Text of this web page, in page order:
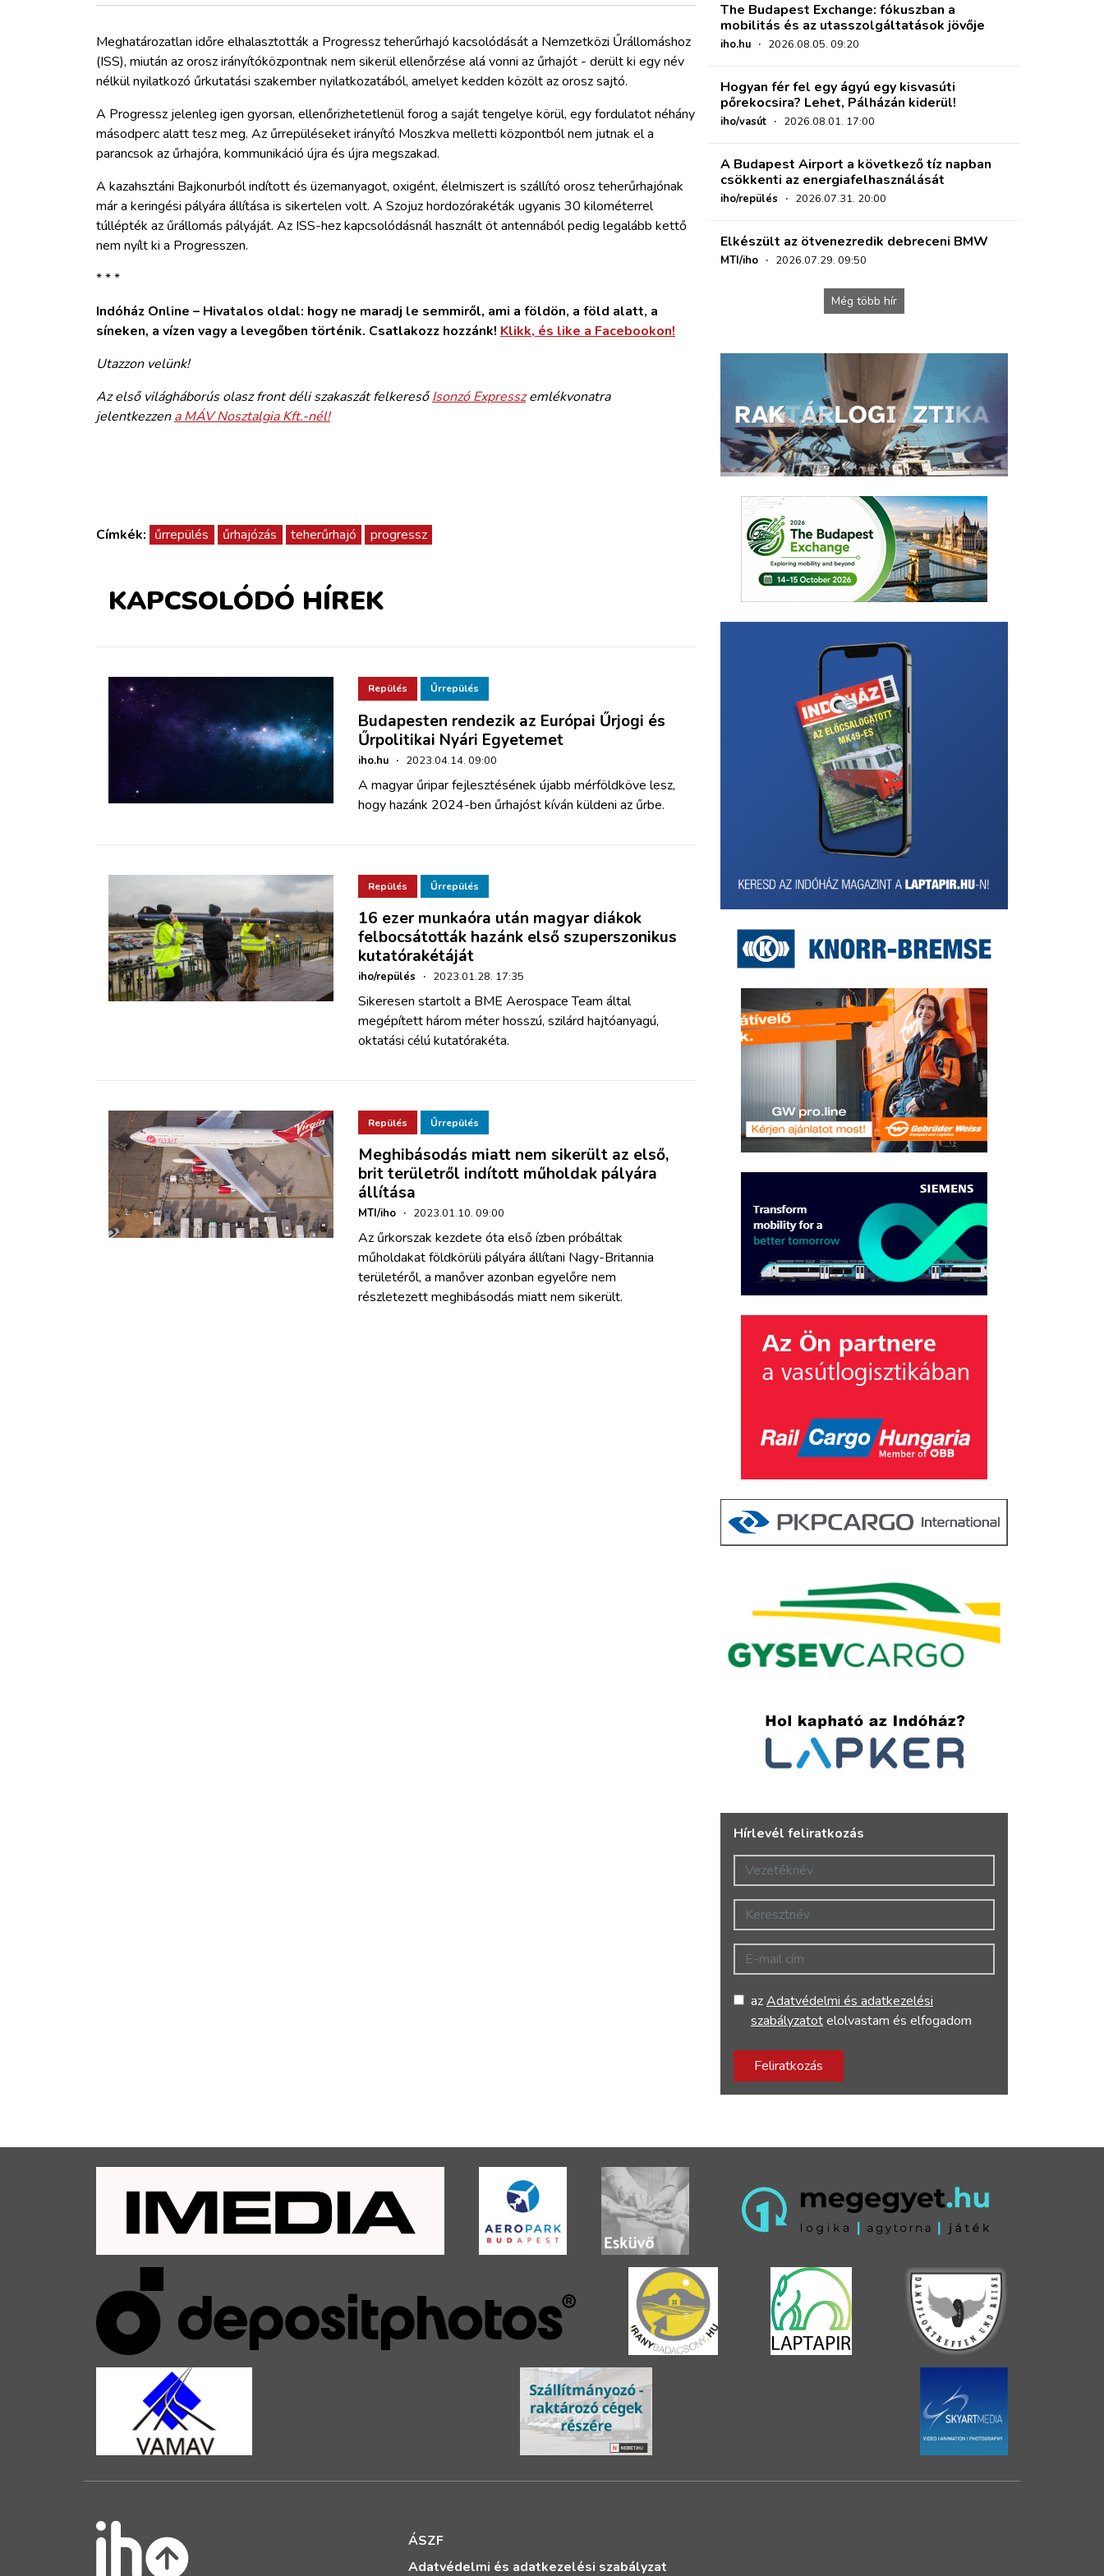
HAJÓZÁS
ARCHÍVUM
WEBSHOP
BELÉPÉS
Meghatározatlan időre elhalasztották a Progressz teherűrhajó kacsolódását a Nemzetközi Űrállomáshoz
(ISS), miután az orosz irányítóközpontnak nem sikerül ellenőrzése alá vonni az űrhajót - derült ki egy név
nélkül nyilatkozó űrkutatási szakember nyilatkozatából, amelyet kedden közölt az orosz sajtó.
A Progressz jelenleg igen gyorsan, ellenőrizhetetlenül forog a saját tengelye körül, egy fordulatot néhány
másodperc alatt tesz meg. Az űrrepüléseket irányító Moszkva melletti központból nem jutnak el a
parancsok az űrhajóra, kommunikáció újra és újra megszakad.
A kazahsztáni Bajkonurból indított és üzemanyagot, oxigént, élelmiszert is szállító orosz teherűrhajónak
már a keringési pályára állítása is sikertelen volt. A Szojuz hordozórakéták ugyanis 30 kilométerrel
túllépték az űrállomás pályáját. Az ISS-hez kapcsolódásnál használt öt antennából pedig legalább kettő
nem nyílt ki a Progresszen.
* * *
Indóház Online – Hivatalos oldal: hogy ne maradj le semmiről, ami a földön, a föld alatt, a
síneken, a vízen vagy a levegőben történik. Csatlakozz hozzánk! Klikk, és like a Facebookon!
Utazzon velünk!
Az első világháborús olasz front déli szakaszát felkeresőIsonzó Expresszemlékvonatra
jelentkezzena MÁV Nosztalgia Kft.-nél!
Címkék: űrrepülés űrhajózás teherűrhajó progressz
KAPCSOLÓDÓ HÍREK
Repülés Űrrepülés
Budapesten rendezik az Európai Űrjogi és
Űrpolitikai Nyári Egyetemet
iho.hu · 2023.04.14. 09:00
A magyar űripar fejlesztésének újabb mérföldköve lesz,
hogy hazánk 2024-ben űrhajóst kíván küldeni az űrbe.
Repülés Űrrepülés
16 ezer munkaóra után magyar diákok
felbocsátották hazánk első szuperszonikus
kutatórakétáját
iho/repülés · 2023.01.28. 17:35
Sikeresen startolt a BME Aerospace Team által
megépített három méter hosszú, szilárd hajtóanyagú,
oktatási célú kutatórakéta.
Repülés Űrrepülés
Meghibásodás miatt nem sikerült az első,
brit területről indított műholdak pályára
állítása
MTI/iho · 2023.01.10. 09:00
Az űrkorszak kezdete óta első ízben próbáltak
műholdakat földkörüli pályára állítani Nagy-Britannia
területéről, a manőver azonban egyelőre nem
részletezett meghibásodás miatt nem sikerült.
The Budapest Exchange: fókuszban a
mobilitás és az utasszolgáltatások jövője
iho.hu · 2026.08.05. 09:20
Hogyan fér fel egy ágyú egy kisvasúti
pőrekocsira? Lehet, Pálházán kiderül!
iho/vasút · 2026.08.01. 17:00
A Budapest Airport a következő tíz napban
csökkenti az energiafelhasználását
iho/repülés · 2026.07.31. 20:00
Elkészült az ötvenezredik debreceni BMW
MTI/iho · 2026.07.29. 09:50
Még több hír
Hírlevél feliratkozás
Vezetéknév
Keresztnév
E-mail cím
azAdatvédelmi és adatkezelési
szabályzatotelolvastam és elfogadom
Feliratkozás
ÁSZF
Adatvédelmi és adatkezelési szabályzat